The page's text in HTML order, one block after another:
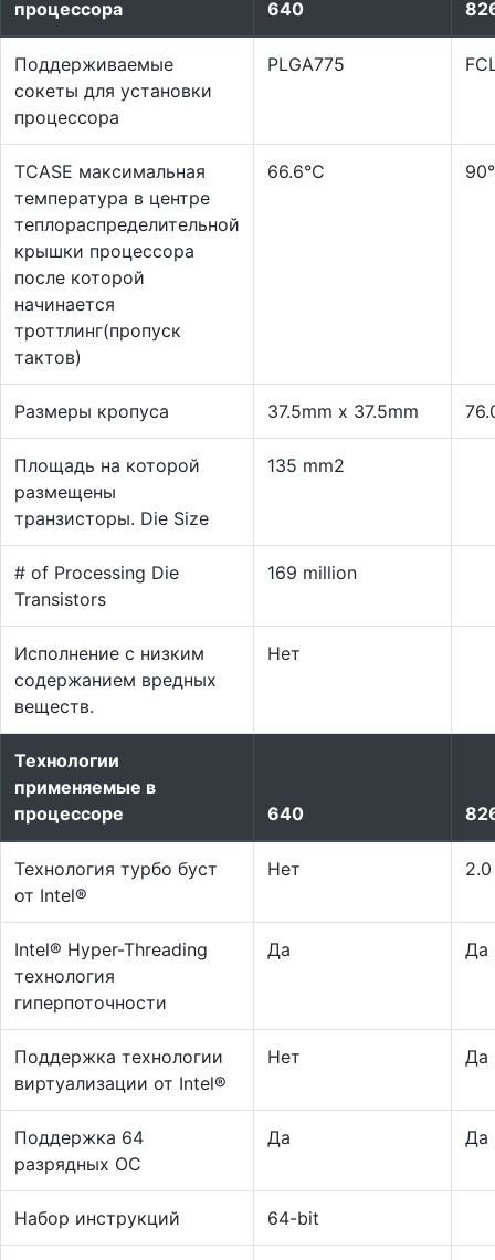
процессора 640
Поддерживаемые
сокеты для установки
процессора
PLGA775
TCASE максимальная
температура в центре
теплораспределительной
крышки процессора
после которой
начинается
троттлинг(пропуск
тактов)
66.6°C
Размеры кропуса 37.5mm x 37.5mm
Площадь на которой
размещены
транзисторы. Die Size
135 mm2
# of Processing Die
Transistors
169 million
Исполнение с низким
содержанием вредных
веществ.
Нет
Технологии
применяемые в
процессоре
640
Технология турбо буст
от Intel®
Нет 2.0
Intel® Hyper-Threading
технология
гиперпоточности
Да Да
Поддержка технологии
виртуализации от Intel®
Нет Да
Поддержка 64
разрядных ОС
Да Да
Набор инструкций 64-bit